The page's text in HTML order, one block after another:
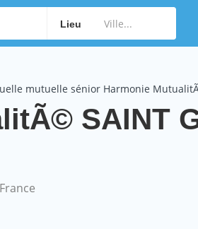
Lieu
mutuelle sénior Harmonie
SAINT